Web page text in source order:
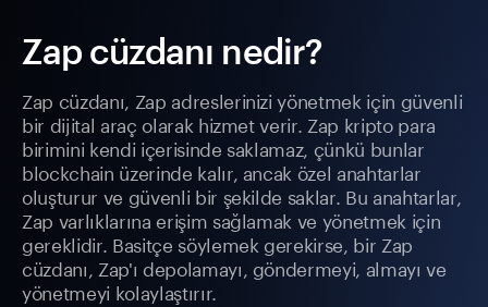
Zap cüzdanı nedir?
Zap cüzdanı, Zap adreslerinizi yönetmek için güvenli
bir dijital araç olarak hizmet verir. Zap kripto para
birimini kendi içerisinde saklamaz, çünkü bunlar
blockchain üzerinde kalır, ancak özel anahtarlar
oluşturur ve güvenli bir şekilde saklar. Bu anahtarlar,
Zap varlıklarına erişim sağlamak ve yönetmek için
gereklidir. Basitçe söylemek gerekirse, bir Zap
cüzdanı, Zap'ı depolamayı, göndermeyi, almayı ve
yönetmeyi kolaylaştırır.